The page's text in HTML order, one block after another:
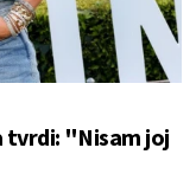
tvrdi: "Nisam joj